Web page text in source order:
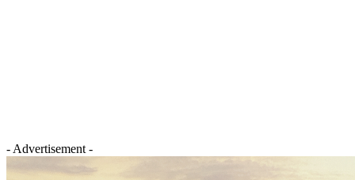
- Advertisement -